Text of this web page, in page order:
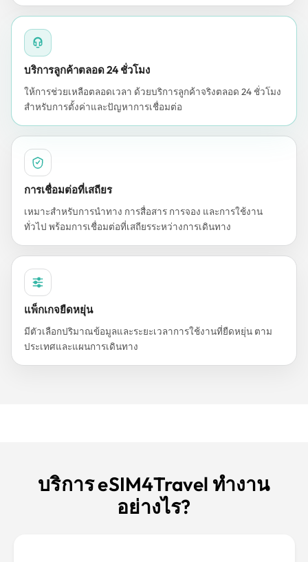
บริการลูกค้าตลอด 24 ชั่วโมง
ให้การช่วยเหลือตลอดเวลา ด้วยบริการลูกค้าจริงตลอด 24 ชั่วโมง
สำหรับการตั้งค่าและปัญหาการเชื่อมต่อ
การเชื่อมต่อที่เสถียร
เหมาะสำหรับการนำทาง การสื่อสาร การจอง และการใช้งาน
ทั่วไป พร้อมการเชื่อมต่อที่เสถียรระหว่างการเดินทาง
แพ็กเกจยืดหยุ่น
มีตัวเลือกปริมาณข้อมูลและระยะเวลาการใช้งานที่ยืดหยุ่น ตาม
ประเทศและแผนการเดินทาง
บริการ eSIM4Travel ทำงาน
อย่างไร?